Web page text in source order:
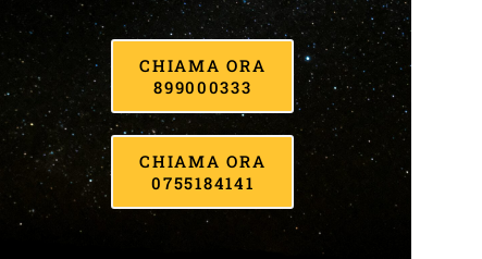
CHIAMA ORA
899000333
CHIAMA ORA
0755184141